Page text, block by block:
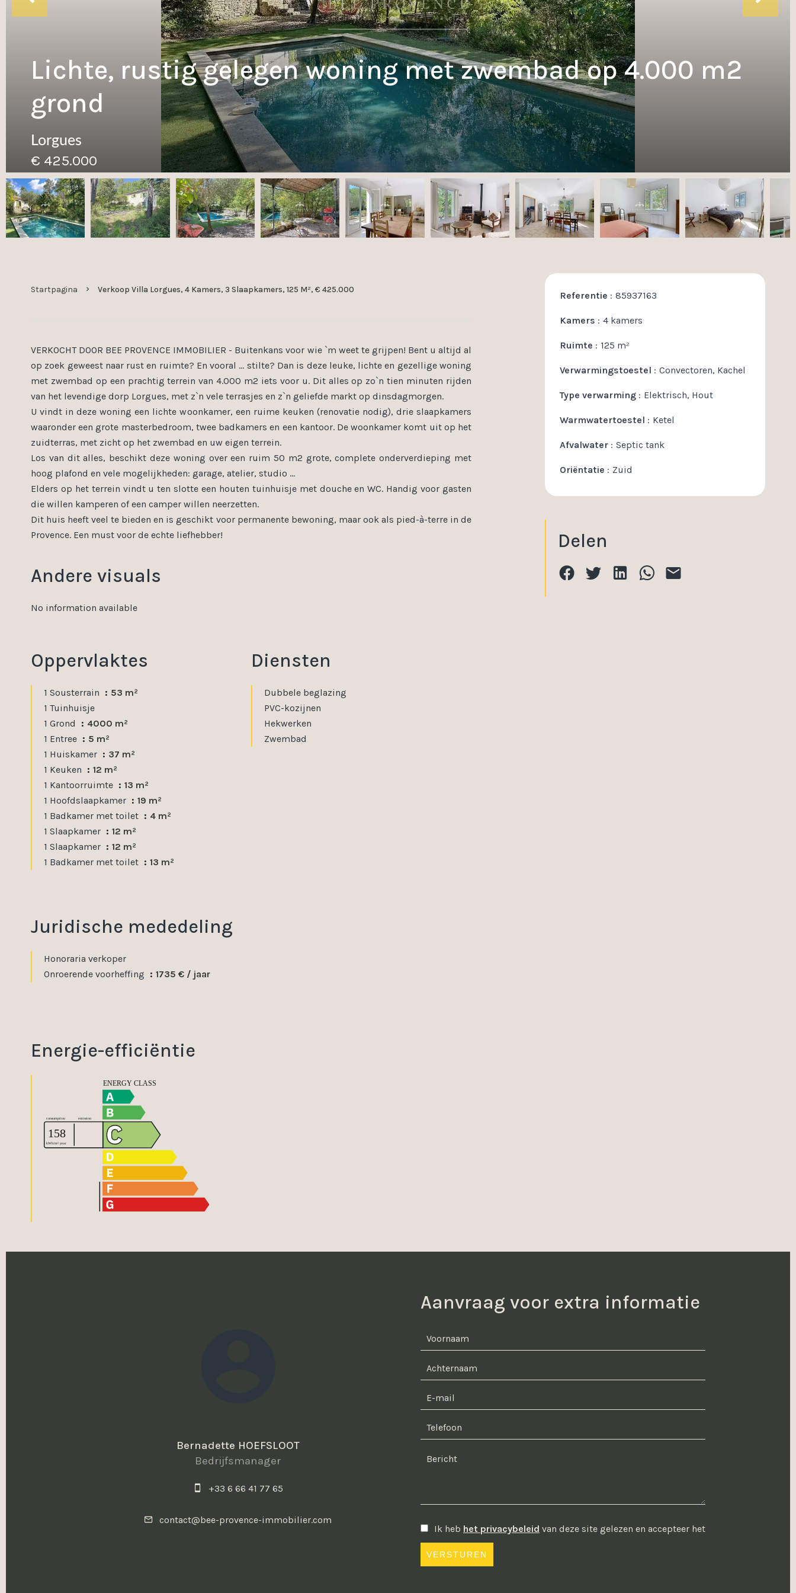
Lichte, rustig gelegen woning met zwembad op 4.000 m2
grond
Lorgues
€ 425.000
Startpagina Verkoop Villa Lorgues, 4 Kamers, 3 Slaapkamers, 125 M², € 425.000
VERKOCHT DOOR BEE PROVENCE IMMOBILIER - Buitenkans voor wie `m weet te grijpen! Bent u altijd al
op zoek geweest naar rust en ruimte? En vooral ... stilte? Dan is deze leuke, lichte en gezellige woning
met zwembad op een prachtig terrein van 4.000 m2 iets voor u. Dit alles op zo`n tien minuten rijden
van het levendige dorp Lorgues, met z`n vele terrasjes en z`n geliefde markt op dinsdagmorgen.
U vindt in deze woning een lichte woonkamer, een ruime keuken (renovatie nodig), drie slaapkamers
waaronder een grote masterbedroom, twee badkamers en een kantoor. De woonkamer komt uit op het
zuidterras, met zicht op het zwembad en uw eigen terrein.
Los van dit alles, beschikt deze woning over een ruim 50 m2 grote, complete onderverdieping met
hoog plafond en vele mogelijkheden: garage, atelier, studio ...
Elders op het terrein vindt u ten slotte een houten tuinhuisje met douche en WC. Handig voor gasten
die willen kamperen of een camper willen neerzetten.
Dit huis heeft veel te bieden en is geschikt voor permanente bewoning, maar ook als pied-à-terre in de
Provence. Een must voor de echte liefhebber!
Andere visuals
No information available
Oppervlaktes
1 Sousterrain
53 m²
1 Tuinhuisje
1 Grond
4000 m²
1 Entree
5 m²
1 Huiskamer
37 m²
1 Keuken
12 m²
1 Kantoorruimte
13 m²
1 Hoofdslaapkamer
19 m²
1 Badkamer met toilet
4 m²
1 Slaapkamer
12 m²
1 Slaapkamer
12 m²
1 Badkamer met toilet
13 m²
Diensten
Dubbele beglazing
PVC-kozijnen
Hekwerken
Zwembad
Juridische mededeling
Honoraria verkoper
Onroerende voorheffing
1735 € / jaar
Energie-efficiëntie
Referentie 85937163
Kamers 4 kamers
Ruimte 125 m²
Verwarmingstoestel Convectoren, Kachel
Type verwarming Elektrisch, Hout
Warmwatertoestel Ketel
Afvalwater Septic tank
Oriëntatie Zuid
Delen
Bernadette HOEFSLOOT
Bedrijfsmanager
+33 6 66 41 77 65
contact@bee-provence-immobilier.com
Aanvraag voor extra informatie
Ik heb het privacybeleid van deze site gelezen en accepteer het
VERSTUREN